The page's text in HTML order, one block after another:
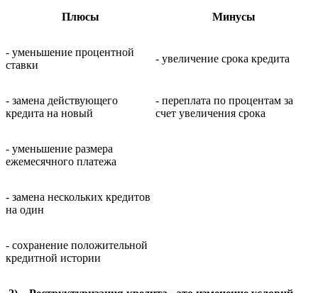
Плюсы Минусы
- уменьшение процентной
ставки
- увеличение срока кредита
- замена действующего
кредита на новый
- переплата по процентам за
счет увеличения срока
- уменьшение размера
ежемесячного платежа
- замена нескольких кредитов
на один
- сохранение положительной
кредитной истории